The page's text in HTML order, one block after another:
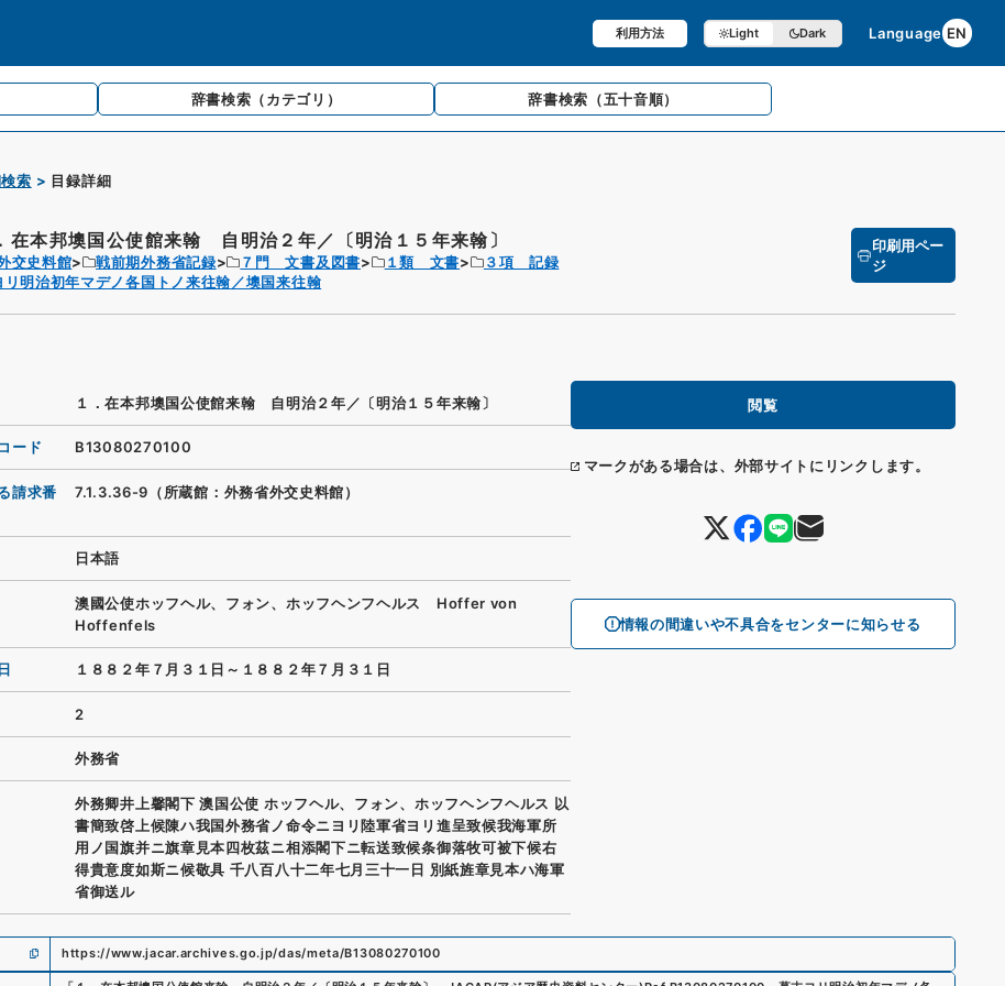
利用方法 Light Dark Language EN
辞書検索 （カテゴリ） 辞書検索 （五十音順）
索 目録詳細
在本邦墺国公使館来翰 自明治２年／〔明治１５年来翰〕
交史料館 戦前期外務省記録 ７門 文書及図書 １類 文書
３項 記録
リ明治初年マデノ各国トノ来往翰／墺国来往翰
印刷用ペー
ジ
閲覧
マークがある場合は、外部サイトにリンクします。
情報の間違いや不具合をセンターに知らせる
１．在本邦墺国公使館来翰 自明治２年／〔明治１５年来翰〕
ード B13080270100
請求番
7.1.3.36-9（所蔵館：外務省外交史料館）
日本語
澳國公使ホッフヘル、フォン、ホッフヘンフヘルス Hoffer von
Hoffenfels
１８８２年７月３１日～１８８２年７月３１日
2
外務省
外務卿井上馨閣下 澳国公使 ホッフヘル、フォン、ホッフヘンフヘルス 以
書簡致啓上候陳ハ我国外務省ノ命令ニヨリ陸軍省ヨリ進呈致候我海軍所
用ノ国旗并ニ旗章見本四枚茲ニ相添閣下ニ転送致候条御落牧可被下候右
得貴意度如斯ニ候敬具 千八百八十二年七月三十一日 別紙旌章見本ハ海軍
省御送ル
https://www.jacar.archives.go.jp/das/meta/B13080270100